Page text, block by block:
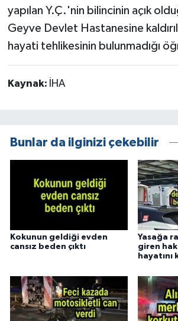
yapılan Y.Ç.'nin bilincinin açık
Geyve Devlet Hastanesine
hayati tehlikesinin bulunmadığı
Kaynak: İHA
Bunlar da ilginizi çekebilir
Kokunun geldiği evden
cansız beden çıktı
Yasağa
giren